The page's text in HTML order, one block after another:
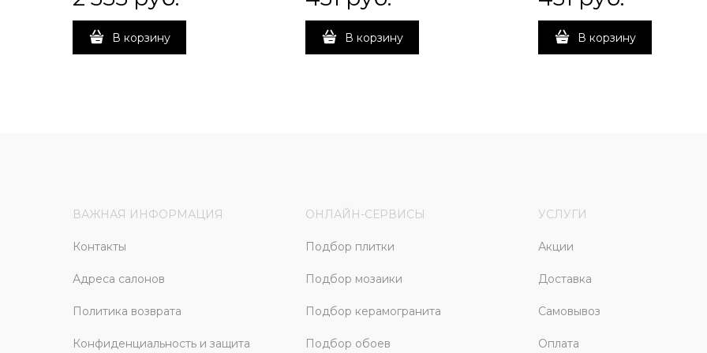
В корзину В корзину В корзину
ВАЖНАЯ ИНФОРМАЦИЯ
Контакты
Адреса салонов
Политика возврата
Конфиденциальность и защита
ОНЛАЙН-СЕРВИСЫ
Подбор плитки
Подбор мозаики
Подбор керамогранита
Подбор обоев
УСЛУГИ
Акции
Доставка
Самовывоз
Оплата